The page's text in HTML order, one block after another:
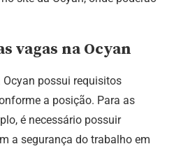
vagas na Ocyan
possui requisitos
a posição. Para as
é necessário possuir
a segurança do trabalho em